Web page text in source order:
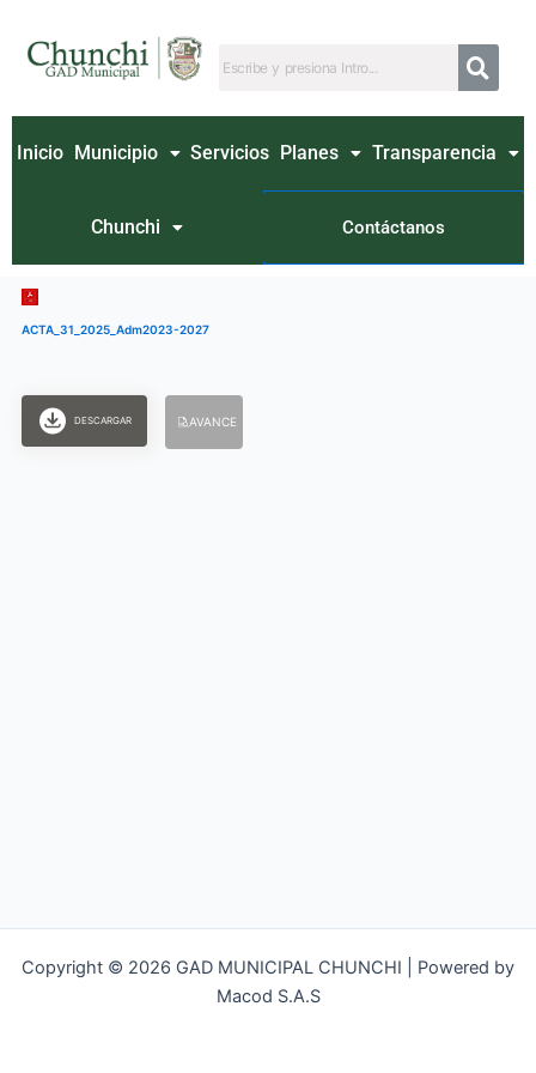
contenido
Inicio Municipio Servicios Planes Transparencia
Chunchi Contáctanos
ACTA_31_2025_Adm2023-2027
DESCARGAR AVANCE
Copyright © 2026 GAD MUNICIPAL CHUNCHI | Powered by
Macod S.A.S